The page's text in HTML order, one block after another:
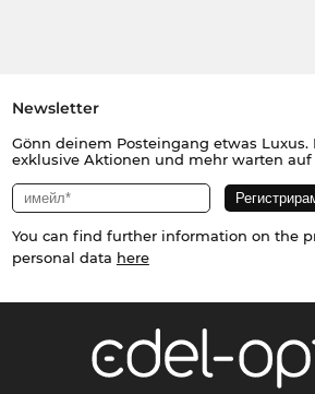
Newsletter
Gönn deinem Posteingang etwas Luxus.
exklusive Aktionen und mehr warten auf
You can find further information on the
personal data here